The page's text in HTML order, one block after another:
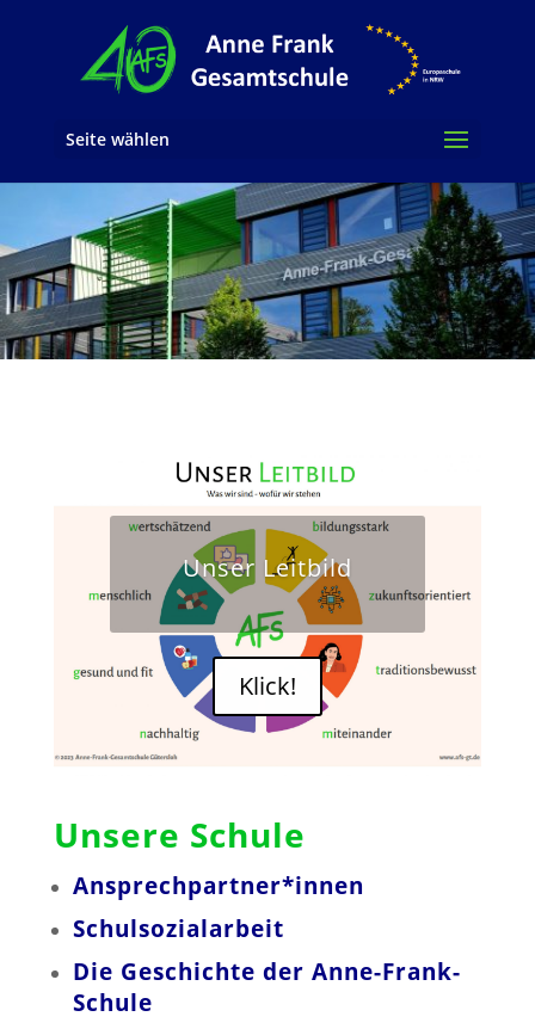
Seite wählen
Unser Leitbild
Klick!
Unsere Schule
Ansprechpartner*innen
Schulsozialarbeit
Die Geschichte der Anne-Frank-
Schule